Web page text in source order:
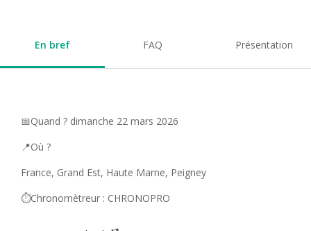
En bref FAQ Présentation
📅Quand ? dimanche 22 mars 2026
📍Où ?
France, Grand Est, Haute Marne, Peigney
⏱️Chronomètreur : CHRONOPRO